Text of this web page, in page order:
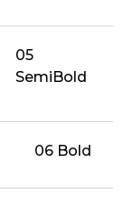
05
SemiBold
06 Bold